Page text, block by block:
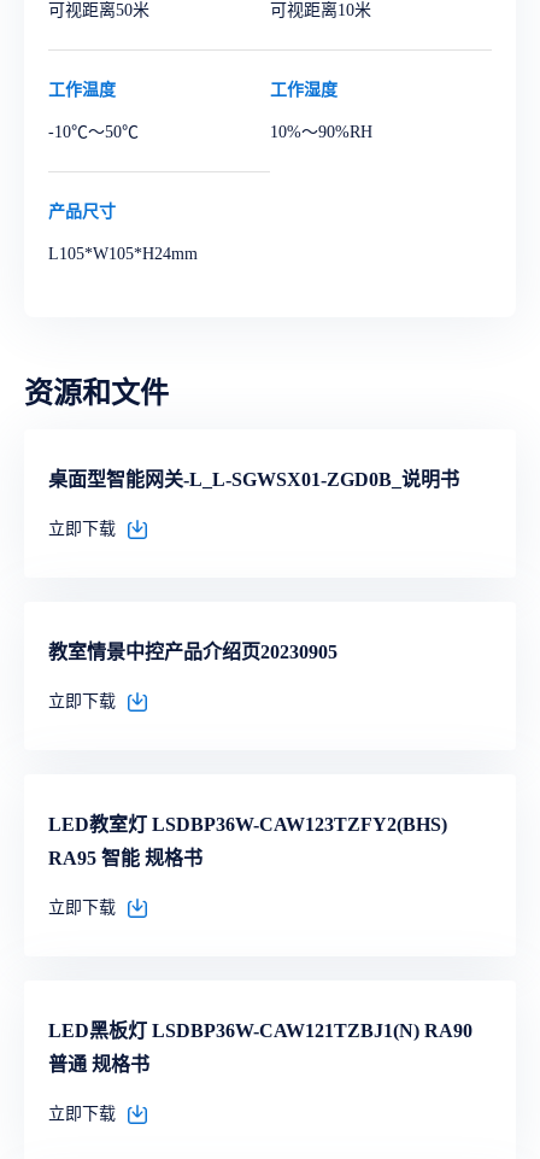
可视距离50米 可视距离10米
工作温度
-10℃～50℃
工作湿度
10%～90%RH
产品尺寸
L105*W105*H24mm
资源和文件
桌面型智能网关-L_L-SGWSX01-ZGD0B_说明书
立即下载
教室情景中控产品介绍页20230905
立即下载
LED教室灯 LSDBP36W-CAW123TZFY2(BHS)
RA95 智能 规格书
立即下载
LED黑板灯 LSDBP36W-CAW121TZBJ1(N) RA90
普通 规格书
立即下载